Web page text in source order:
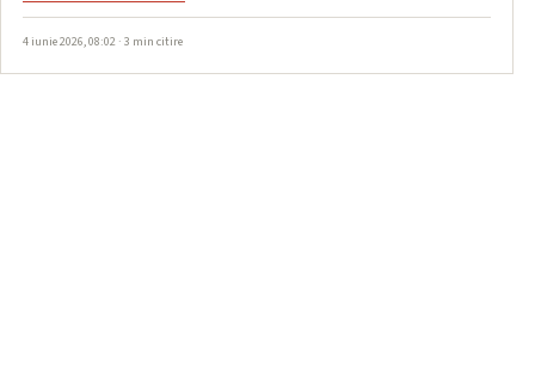
4 iunie 2026, 08:02 · 3 min citire